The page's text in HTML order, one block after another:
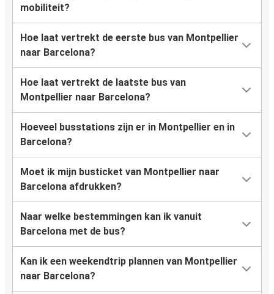
mobiliteit?
Hoe laat vertrekt de eerste bus van Montpellier
naar Barcelona?
Hoe laat vertrekt de laatste bus van
Montpellier naar Barcelona?
Hoeveel busstations zijn er in Montpellier en in
Barcelona?
Moet ik mijn busticket van Montpellier naar
Barcelona afdrukken?
Naar welke bestemmingen kan ik vanuit
Barcelona met de bus?
Kan ik een weekendtrip plannen van Montpellier
naar Barcelona?